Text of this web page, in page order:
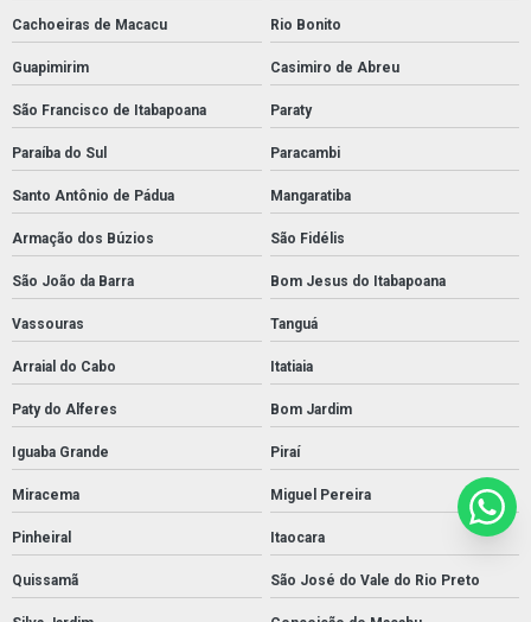
Cachoeiras de Macacu Rio Bonito
Guapimirim Casimiro de Abreu
São Francisco de Itabapoana Paraty
Paraíba do Sul Paracambi
Santo Antônio de Pádua Mangaratiba
Armação dos Búzios São Fidélis
São João da Barra Bom Jesus do Itabapoana
Vassouras Tanguá
Arraial do Cabo Itatiaia
Paty do Alferes Bom Jardim
Iguaba Grande Piraí
Miracema Miguel Pereira
Pinheiral Itaocara
Quissamã São José do Vale do Rio Preto